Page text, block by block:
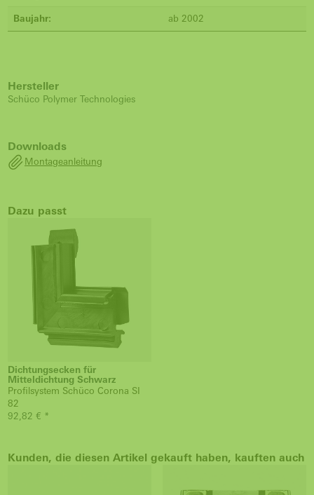
Baujahr: ab 2002
Hersteller
Schüco Polymer Technologies
Downloads
Montageanleitung
Dazu passt
Dichtungsecken für
Mitteldichtung Schwarz
Profilsystem Schüco Corona SI
82
92,82 € *
Kunden, die diesen Artikel gekauft haben, kauften auch